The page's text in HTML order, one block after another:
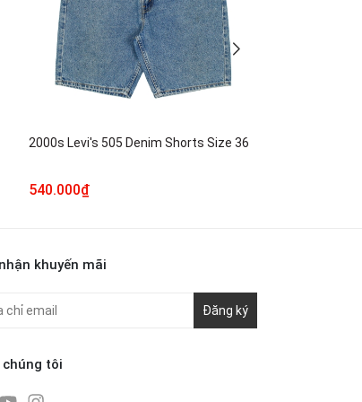
2000s Levi's 505 Denim Shorts Size 36
540.000₫
khuyến mãi
Đăng ký
chúng tôi